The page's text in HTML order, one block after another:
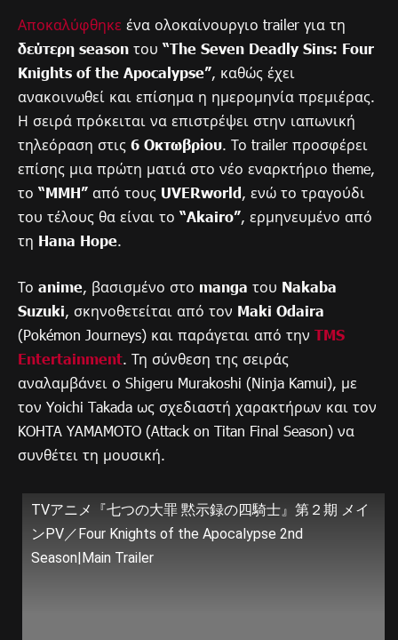
Αποκαλύφθηκε ένα ολοκαίνουργιο trailer για τη
δεύτερη season του “The Seven Deadly Sins: Four
Knights of the Apocalypse”, καθώς έχει
ανακοινωθεί και επίσημα η ημερομηνία πρεμιέρας.
Η σειρά πρόκειται να επιστρέψει στην ιαπωνική
τηλεόραση στις 6 Οκτωβρίου. Το trailer προσφέρει
επίσης μια πρώτη ματιά στο νέο εναρκτήριο theme,
το “MMH” από τους UVERworld, ενώ το τραγούδι
του τέλους θα είναι το “Akairo”, ερμηνευμένο από
τη Hana Hope.
Το anime, βασισμένο στο manga του Nakaba
Suzuki, σκηνοθετείται από τον Maki Odaira
(Pokémon Journeys) και παράγεται από την TMS
Entertainment. Τη σύνθεση της σειράς
αναλαμβάνει ο Shigeru Murakoshi (Ninja Kamui), με
τον Yoichi Takada ως σχεδιαστή χαρακτήρων και τον
KOHTA YAMAMOTO (Attack on Titan Final Season) να
συνθέτει τη μουσική.
TVアニメ『七つの大罪 黙示録の四騎士』第２期 メイ
ンPV／Four Knights of the Apocalypse 2nd
Season|Main Trailer